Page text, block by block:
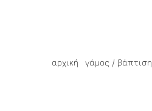
αρχική γάμος / βάπτιση